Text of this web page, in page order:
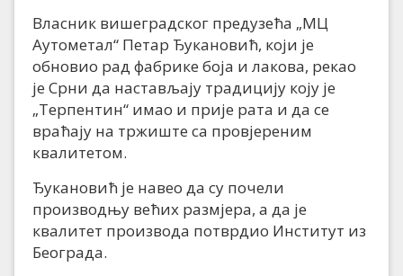
Власник вишеградског предузећа „МЦ
Аутометал“ Петар Ђукановић, који је
обновио рад фабрике боја и лакова, рекао
је Срни да настављају традицију коју је
„Терпентин“ имао и прије рата и да се
враћају на тржиште са провјереним
квалитетом.
Ђукановић је навео да су почели
производњу већих размјера, а да је
квалитет производа потврдио Институт из
Београда.